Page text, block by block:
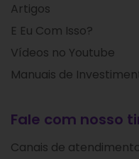
Artigos
E Eu Com Isso?
Vídeos no Youtube
Manuais de
Fale com nosso
Canais de